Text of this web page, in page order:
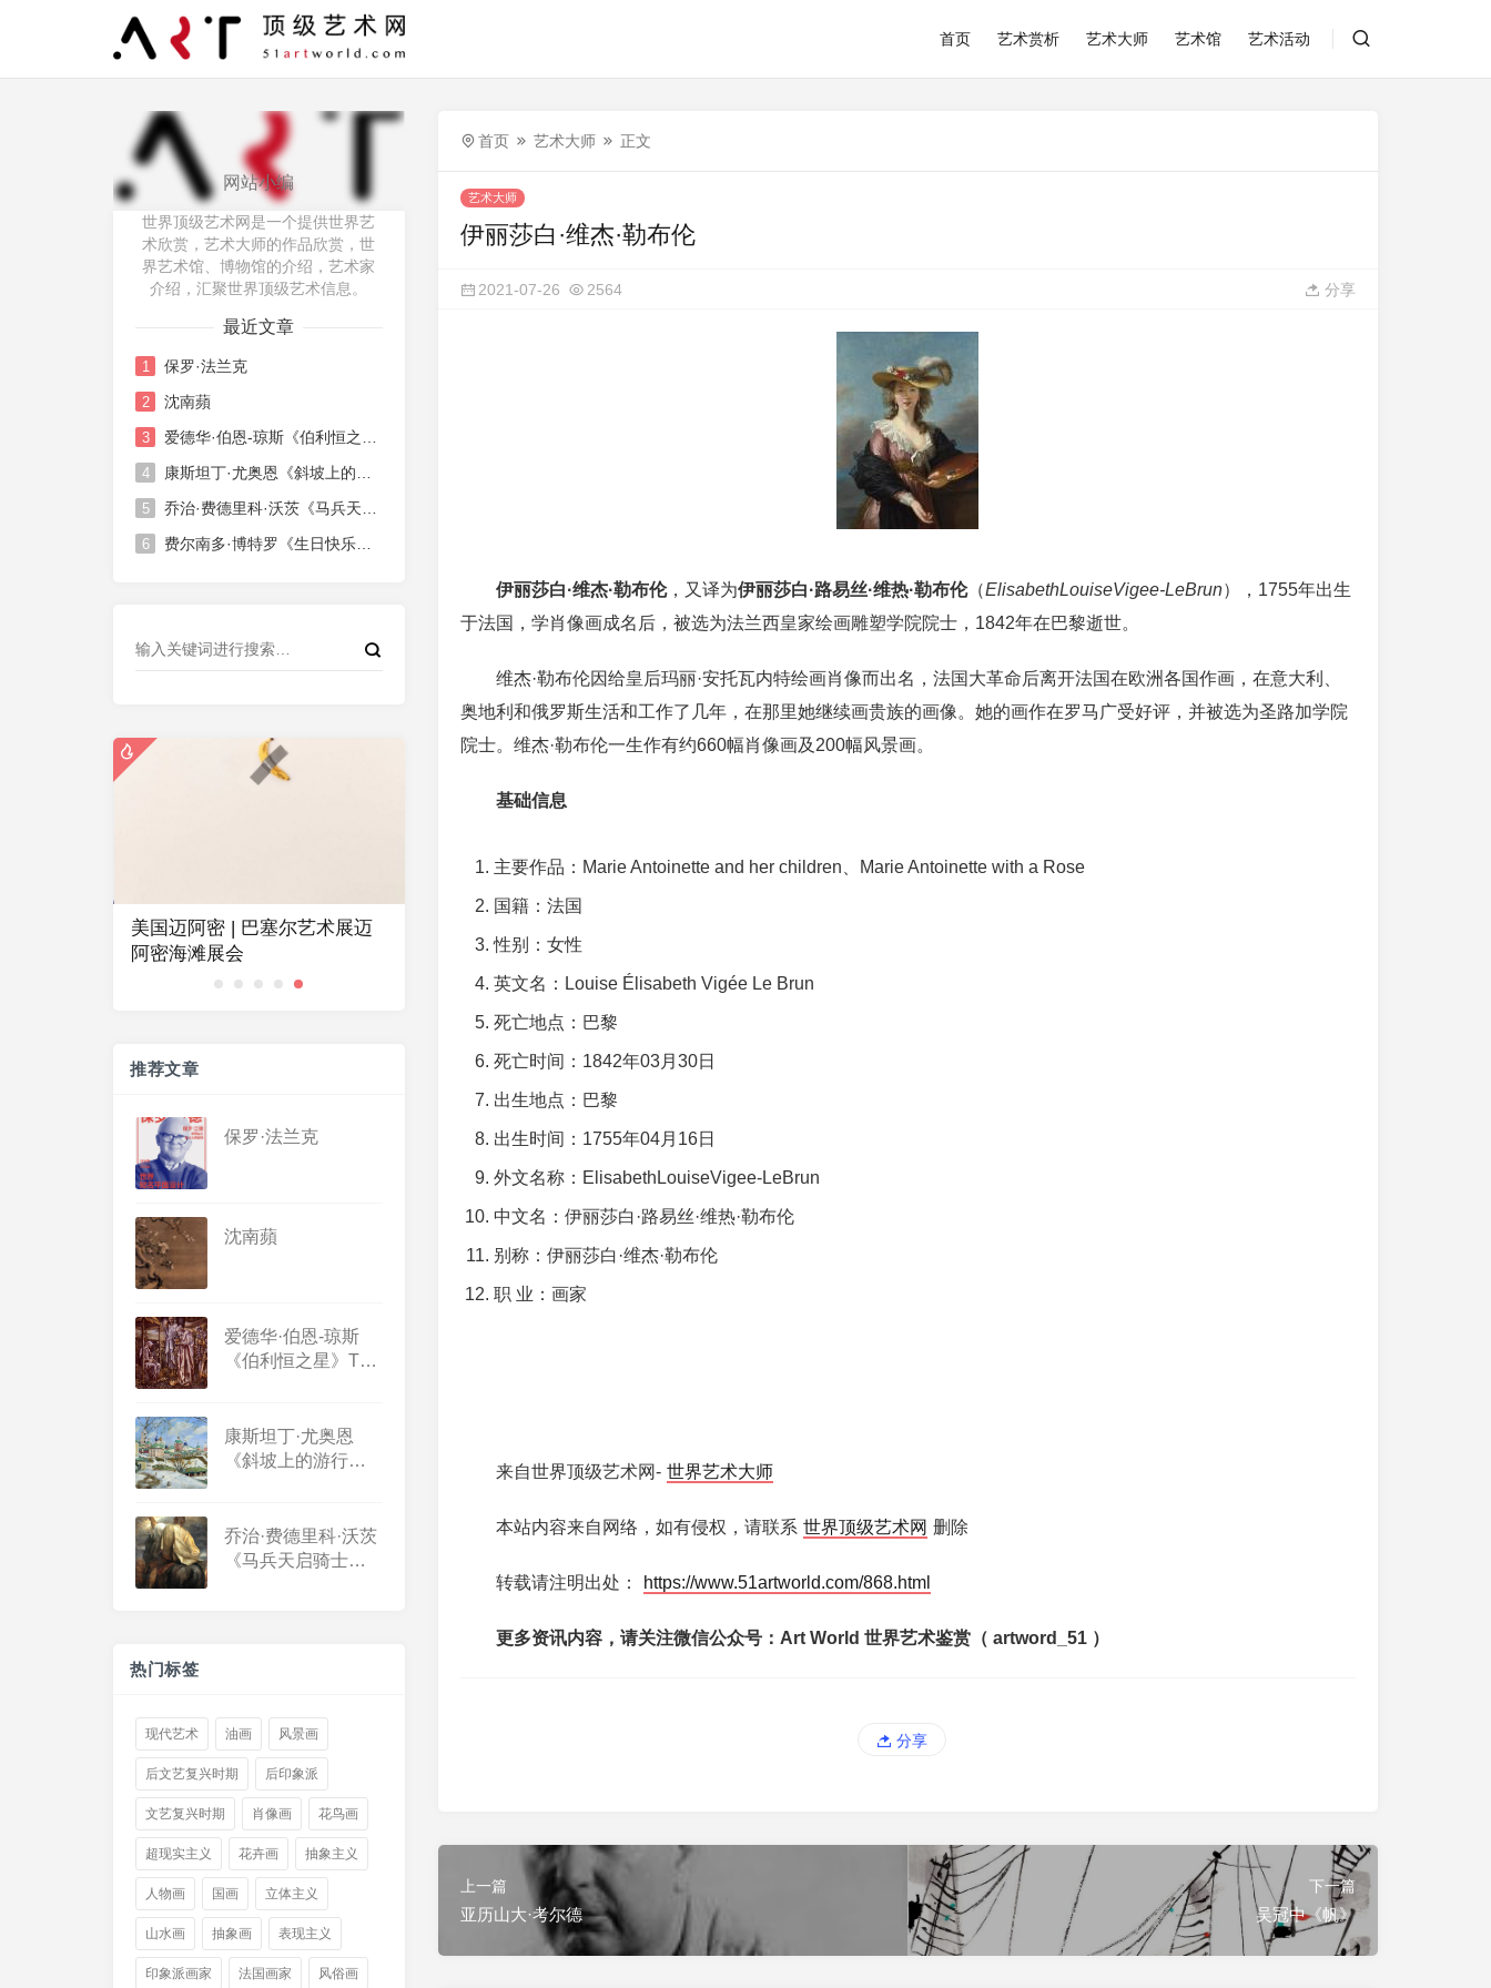
首页 艺术赏析 艺术大师 艺术馆 艺术活动
网站小编
世界顶级艺术网是一个提供世界艺
术欣赏，艺术大师的作品欣赏，世
界艺术馆、博物馆的介绍，艺术家
介绍，汇聚世界顶级艺术信息。
最近文章
1 保罗·法兰克
2 沈南蘋
3
4
5
6
美国迈阿密 | 巴塞尔艺术展迈
阿密海滩展会
推荐文章
保罗·法兰克
沈南蘋
爱德华·伯恩-琼斯
《伯利恒之星》The
康斯坦丁·尤奥恩
《斜坡上的游行》
乔治·费德里科·沃茨
《马兵天启骑士》
热门标签
现代艺术 油画 风景画
后文艺复兴时期 后印象派
文艺复兴时期 肖像画 花鸟画
超现实主义 花卉画 抽象主义
人物画 国画 立体主义
山水画 抽象画 表现主义
印象派画家 法国画家 风俗画
首页 艺术大师 正文
艺术大师
伊丽莎白·维杰·勒布伦
2021-07-26 2564 分享
伊丽莎白·维杰·勒布伦，又译为伊丽莎白·路易丝·维热·勒布伦（ElisabethLouiseVigee-LeBrun），1755年出生
于法国，学肖像画成名后，被选为法兰西皇家绘画雕塑学院院士，1842年在巴黎逝世。
维杰·勒布伦因给皇后玛丽·安托瓦内特绘画肖像而出名，法国大革命后离开法国在欧洲各国作画，在意大利、
奥地利和俄罗斯生活和工作了几年，在那里她继续画贵族的画像。她的画作在罗马广受好评，并被选为圣路加学院
院士。维杰·勒布伦一生作有约660幅肖像画及200幅风景画。
基础信息
主要作品：Marie Antoinette and her children、Marie Antoinette with a Rose
国籍：法国
性别：女性
英文名：Louise Élisabeth Vigée Le Brun
死亡地点：巴黎
死亡时间：1842年03月30日
出生地点：巴黎
出生时间：1755年04月16日
外文名称：ElisabethLouiseVigee-LeBrun
中文名：伊丽莎白·路易丝·维热·勒布伦
别称：伊丽莎白·维杰·勒布伦
职 业：画家
来自世界顶级艺术网- 世界艺术大师
本站内容来自网络，如有侵权，请联系 世界顶级艺术网 删除
转载请注明出处： https://www.51artworld.com/868.html
更多资讯内容，请关注微信公众号：Art World 世界艺术鉴赏（ artword_51 ）
分享
上一篇
亚历山大·考尔德
下一篇
吴冠中《帆》
保罗·法兰克